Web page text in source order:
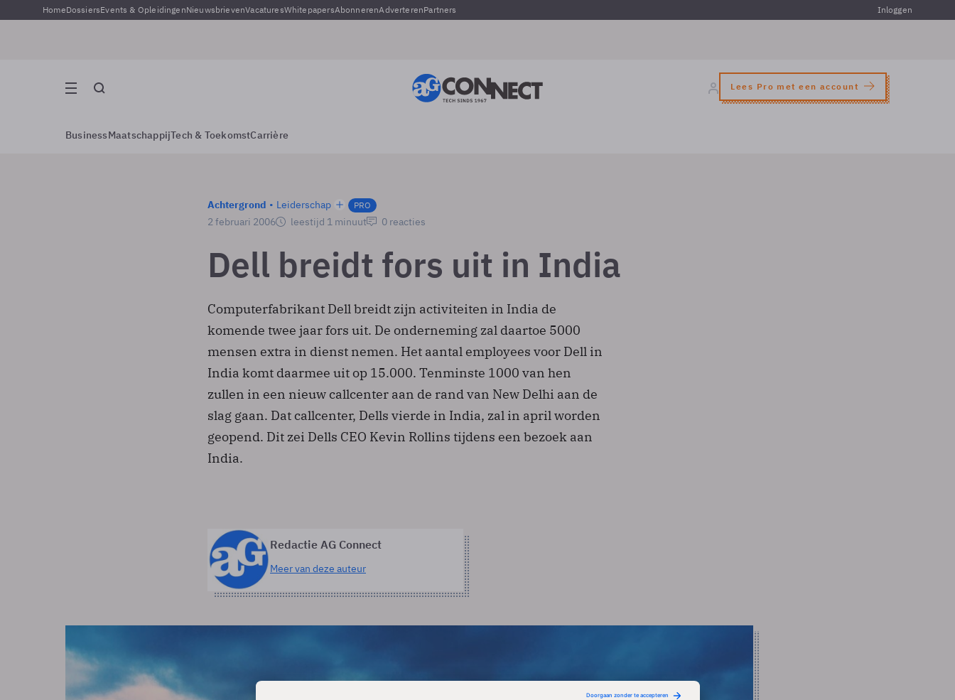
HomeDossiersEvents & OpleidingenNieuwsbrievenVacaturesWhitepapersAbonnerenAdverterenPartners Inloggen
Lees Pro met een account
BusinessMaatschappijTech & ToekomstCarrière
Achtergrond Leiderschap PRO
2 februari 2006 leestijd 1 minuut 0 reacties
Dell breidt fors uit in India
Computerfabrikant Dell breidt zijn activiteiten in India de
komende twee jaar fors uit. De onderneming zal daartoe 5000
mensen extra in dienst nemen. Het aantal employees voor Dell in
India komt daarmee uit op 15.000. Tenminste 1000 van hen
zullen in een nieuw callcenter aan de rand van New Delhi aan de
slag gaan. Dat callcenter, Dells vierde in India, zal in april worden
geopend. Dit zei Dells CEO Kevin Rollins tijdens een bezoek aan
India.
Redactie AG Connect
Meer van deze auteur